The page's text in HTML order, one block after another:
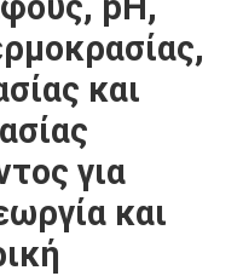
και
για
και